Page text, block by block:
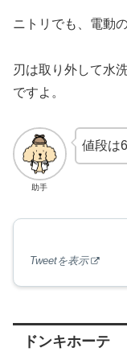
ニトリでも、電動
刃は取り外して水
ですよ。
助手
値段は
Tweetを表示
ドンキホーテ